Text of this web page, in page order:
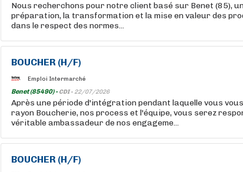
Nous recherchons pour notre client basé sur Benet (85),
préparation, la transformation et la mise en valeur des
dans le respect des normes...
BOUCHER (H/F)
Emploi Intermarché
Benet (85490) -CDI - 22/07/2026
Après une période d'intégration pendant laquelle vous
rayon Boucherie, nos process et l'équipe, vous serez
véritable ambassadeur de nos engageme...
BOUCHER (H/F)